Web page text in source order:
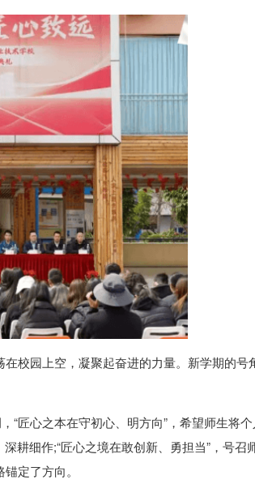
校园上空，凝聚起奋进的力量。新学期的号
“匠心之本在守初心、明方向”，希望师生将
耕细作;“匠心之境在敢创新、勇担当”，号召
定了方向。